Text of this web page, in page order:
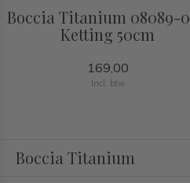
Boccia Titanium 08089-
Ketting 50cm
169,00
Incl. btw
Boccia Titanium